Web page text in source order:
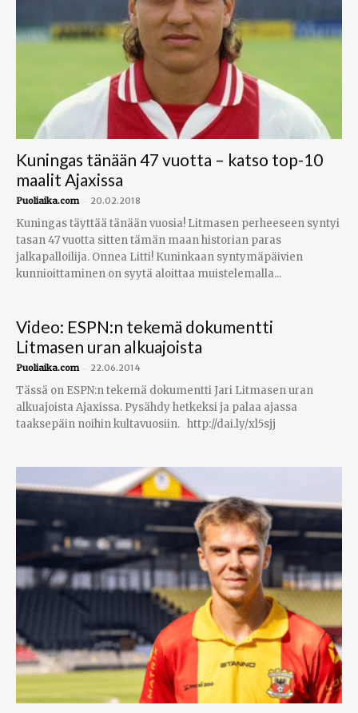
Kuningas tänään 47 vuotta – katso top-10
maalit Ajaxissa
Puoliaika.com - 20.02.2018
Kuningas täyttää tänään vuosia! Litmasen perheeseen syntyi
tasan 47 vuotta sitten tämän maan historian paras
jalkapalloilija. Onnea Litti! Kuninkaan syntymäpäivien
kunnioittaminen on syytä aloittaa muistelemalla...
Video: ESPN:n tekemä dokumentti
Litmasen uran alkuajoista
Puoliaika.com - 22.06.2014
Tässä on ESPN:n tekemä dokumentti Jari Litmasen uran
alkuajoista Ajaxissa. Pysähdy hetkeksi ja palaa ajassa
taaksepäin noihin kultavuosiin. http://dai.ly/xl5sjj